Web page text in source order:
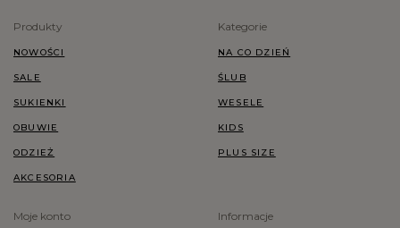
Produkty
NOWOŚCI
SALE
SUKIENKI
OBUWIE
ODZIEŻ
AKCESORIA
Kategorie
NA CO DZIEŃ
ŚLUB
WESELE
KIDS
PLUS SIZE
Moje konto Informacje